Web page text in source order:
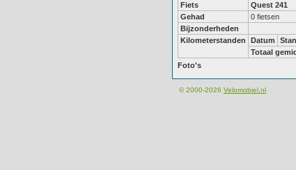
Fiets
Quest 241
Gehad
0 fietsen
Bijzonderheden
Kilometerstanden
Datum
Totaal
Foto's
© 2000-2026 Velomobiel.nl